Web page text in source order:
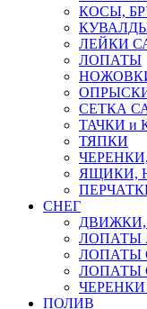
КОСЫ,
ЛЕЙКИ
ЛОПАТЫ
СЕТКА
ТАЧКИ и
ТЯПКИ
ЯЩИКИ,
СНЕГ
ДВИЖКИ,
ЛОПАТЫ
ЛОПАТЫ
ЛОПАТЫ
ЧЕРЕНКИ
ПОЛИВ